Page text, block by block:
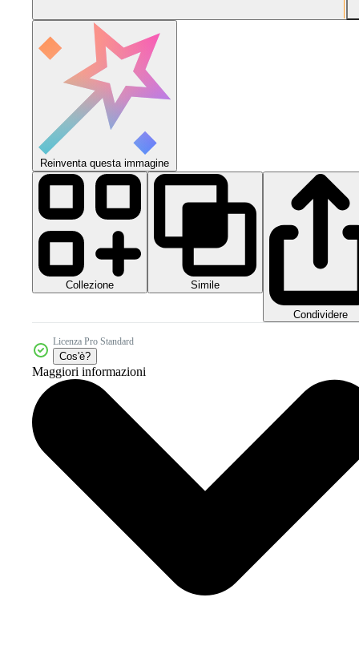
Reinventa questa immagine
Collezione Simile
Condividere
Licenza Pro Standard
Cos'è?
Maggiori informazioni